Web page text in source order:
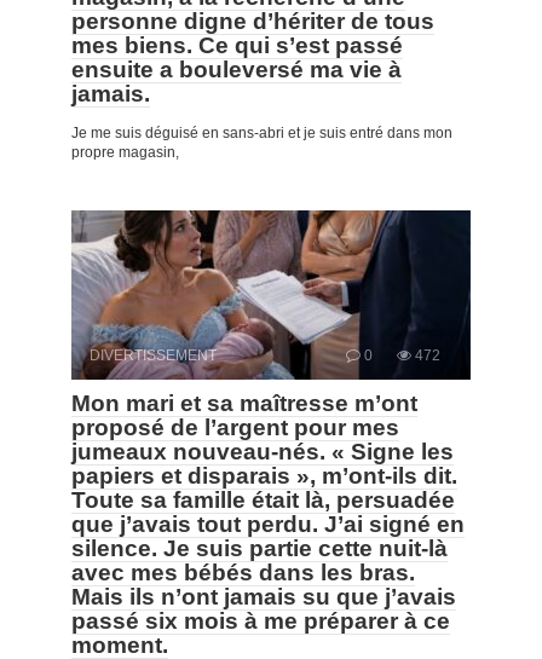
personne digne d’hériter de tous
mes biens. Ce qui s’est passé
ensuite a bouleversé ma vie à
jamais.
Je me suis déguisé en sans-abri et je suis entré dans mon
propre magasin,
DIVERTISSEMENT 0 472
Mon mari et sa maîtresse m’ont
proposé de l’argent pour mes
jumeaux nouveau-nés. « Signe les
papiers et disparais », m’ont-ils dit.
Toute sa famille était là, persuadée
que j’avais tout perdu. J’ai signé en
silence. Je suis partie cette nuit-là
avec mes bébés dans les bras.
Mais ils n’ont jamais su que j’avais
passé six mois à me préparer à ce
moment.